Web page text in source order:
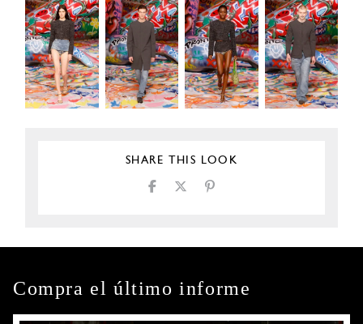
SHARE THIS LOOK
Compra el último informe